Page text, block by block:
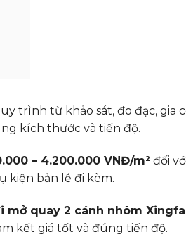
trình từ khảo sát, đo đạc, gia
kích thước và tiến độ.
– 4.200.000 VNĐ/m² đối
kiện bản lề đi kèm.
mở quay 2 cánh nhôm Xingfa
kết giá tốt và đúng tiến độ.